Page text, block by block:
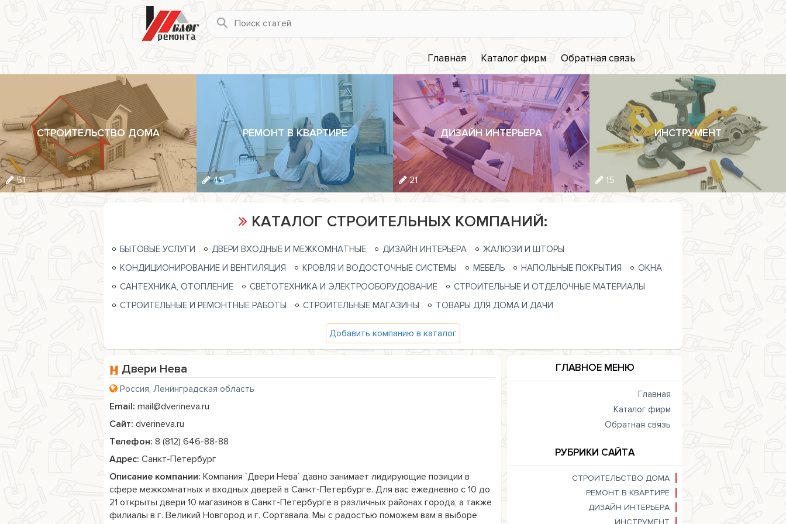
Обратная связь
Каталог фирм
Главная
СТРОИТЕЛЬСТВО ДОМА
51
РЕМОНТ В КВАРТИРЕ
45
ДИЗАЙН ИНТЕРЬЕРА
21
ИНСТРУМЕНТ
15
КАТАЛОГ СТРОИТЕЛЬНЫХ КОМПАНИЙ:
БЫТОВЫЕ УСЛУГИ ДВЕРИ ВХОДНЫЕ И МЕЖКОМНАТНЫЕ ДИЗАЙН ИНТЕРЬЕРА
ЖАЛЮЗИ И ШТОРЫ
КОНДИЦИОНИРОВАНИЕ И ВЕНТИЛЯЦИЯ
КРОВЛЯ И ВОДОСТОЧНЫЕ СИСТЕМЫ МЕБЕЛЬ НАПОЛЬНЫЕ ПОКРЫТИЯ
ОКНА
САНТЕХНИКА, ОТОПЛЕНИЕ
СВЕТОТЕХНИКА И ЭЛЕКТРООБОРУДОВАНИЕ
СТРОИТЕЛЬНЫЕ И ОТДЕЛОЧНЫЕ МАТЕРИАЛЫ
СТРОИТЕЛЬНЫЕ И РЕМОНТНЫЕ РАБОТЫ
СТРОИТЕЛЬНЫЕ МАГАЗИНЫ ТОВАРЫ ДЛЯ ДОМА И ДАЧИ
Добавить компанию в каталог
Двери Нева
Россия, Ленинградская область
Email: mail@dverineva.ru
Сайт: dverineva.ru
Телефон: 8 (812) 646-88-88
Адрес: Санкт-Петербург
Описание компании: Компания `Двери Нева` давно занимает лидирующие позиции в
сфере межкомнатных и входных дверей в Санкт-Петербурге. Для вас ежедневно с 10 до
21 открыты двери 10 магазинов в Санкт-Петербурге в различных районах города, а также
филиалы в г. Великий Новгород и г. Сортавала. Мы с радостью поможем вам в выборе
ГЛАВНОЕ МЕНЮ
Главная
Каталог фирм
Обратная связь
РУБРИКИ САЙТА
СТРОИТЕЛЬСТВО ДОМА
РЕМОНТ В КВАРТИРЕ
ДИЗАЙН ИНТЕРЬЕРА